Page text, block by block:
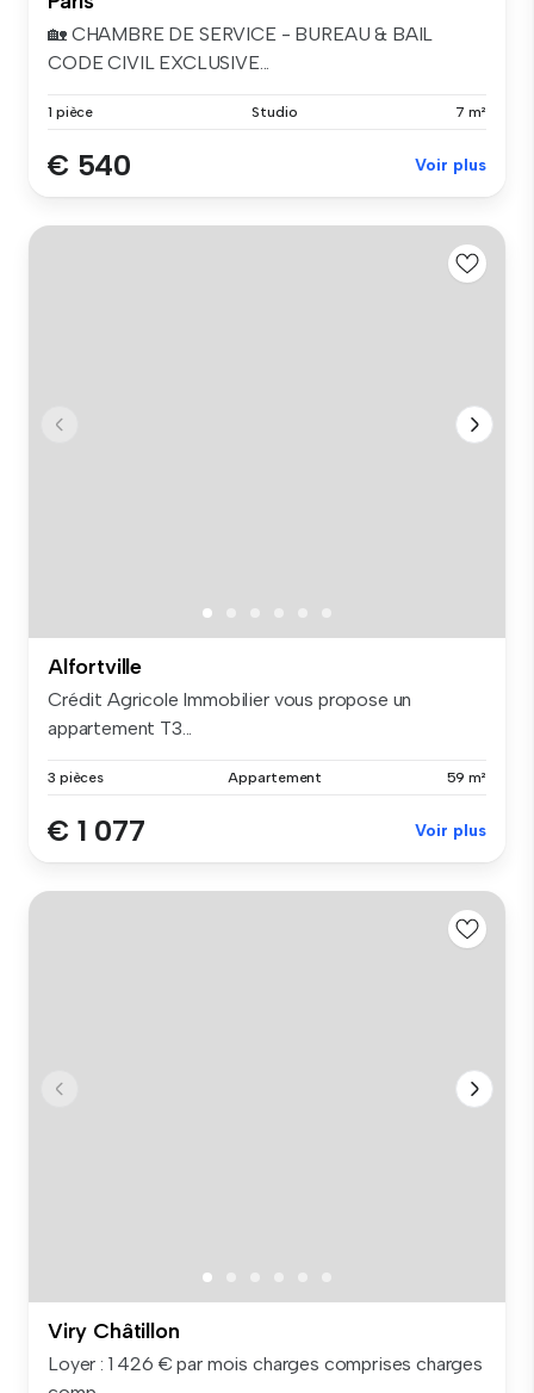
🏡 CHAMBRE DE SERVICE - BUREAU & BAIL
CODE CIVIL EXCLUSIVE...
1 pièce Studio 7 m²
€ 540 Voir plus
Alfortville
Crédit Agricole Immobilier vous propose un
appartement T3...
3 pièces Appartement 59 m²
€ 1 077 Voir plus
Viry Châtillon
Loyer : 1 426 € par mois charges comprises charges